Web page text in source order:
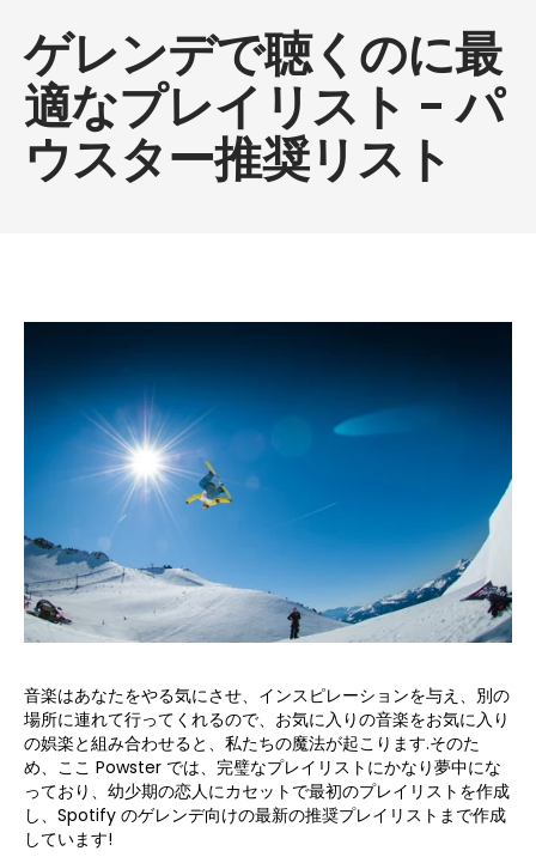
ゲレンデで聴くのに最
適なプレイリスト - パ
ウスター推奨リスト
音楽はあなたをやる気にさせ、インスピレーションを与え、別の
場所に連れて行ってくれるので、お気に入りの音楽をお気に入り
の娯楽と組み合わせると、私たちの魔法が起こります.そのた
め、ここ Powster では、完璧なプレイリストにかなり夢中にな
っており、幼少期の恋人にカセットで最初のプレイリストを作成
し、Spotify のゲレンデ向けの最新の推奨プレイリストまで作成
しています!